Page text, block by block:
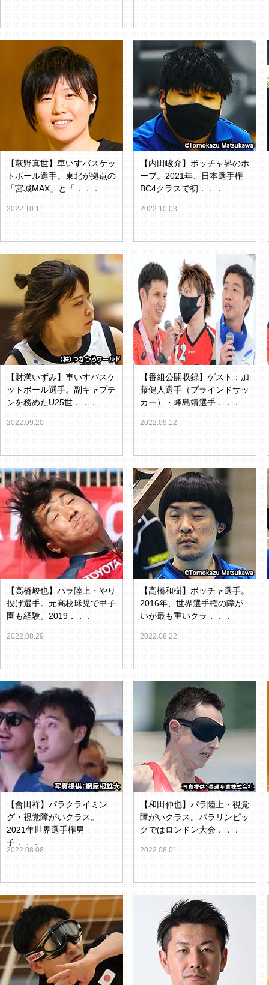
【萩野真世】車いすバスケッ
トボール選手。東北が拠点の
「宮城MAX」と「．．．
2022.10.11
【内田峻介】ボッチャ界のホ
ープ。2021年、日本選手権
BC4クラスで初．．．
2022.10.03
【財満いずみ】車いすバスケ
ットボール選手。副キャプテ
ンを務めたU25世．．．
2022.09.20
【番組公開収録】ゲスト：加
藤健人選手（ブラインドサッ
カー）・峰島靖選手．．．
2022.09.12
【高橋峻也】パラ陸上・やり
投げ選手。元高校球児で甲子
園も経験。2019．．．
2022.08.29
【高橋和樹】ボッチャ選手。
2016年、世界選手権の障が
いが最も重いクラ．．．
2022.08.22
【會田祥】パラクライミン
グ・視覚障がいクラス。
2021年世界選手権男
子．．．
2022.08.08
【和田伸也】パラ陸上・視覚
障がいクラス。パラリンピッ
クではロンドン大会．．．
2022.08.01